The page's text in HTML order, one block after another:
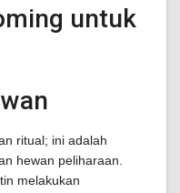
untuk
ritual; ini adalah
hewan peliharaan.
melakukan